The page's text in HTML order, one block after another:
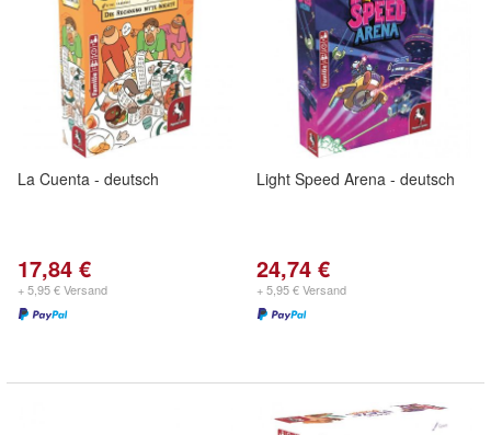
La Cuenta - deutsch
17,84 €
+ 5,95 € Versand
Light Speed Arena - deutsch
24,74 €
+ 5,95 € Versand